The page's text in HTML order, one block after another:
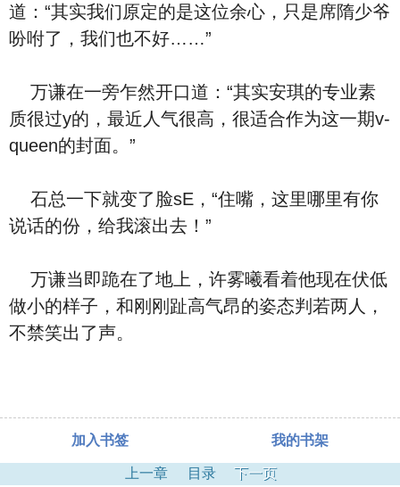
道：“其实我们原定的是这位余心，只是席隋少爷
吩咐了，我们也不好……”
万谦在一旁乍然开口道：“其实安琪的专业素
质很过y的，最近人气很高，很适合作为这一期v-
queen的封面。”
石总一下就变了脸sE，“住嘴，这里哪里有你
说话的份，给我滚出去！”
万谦当即跪在了地上，许雾曦看着他现在伏低
做小的样子，和刚刚趾高气昂的姿态判若两人，
不禁笑出了声。
加入书签 我的书架
上一章 目录 下一页